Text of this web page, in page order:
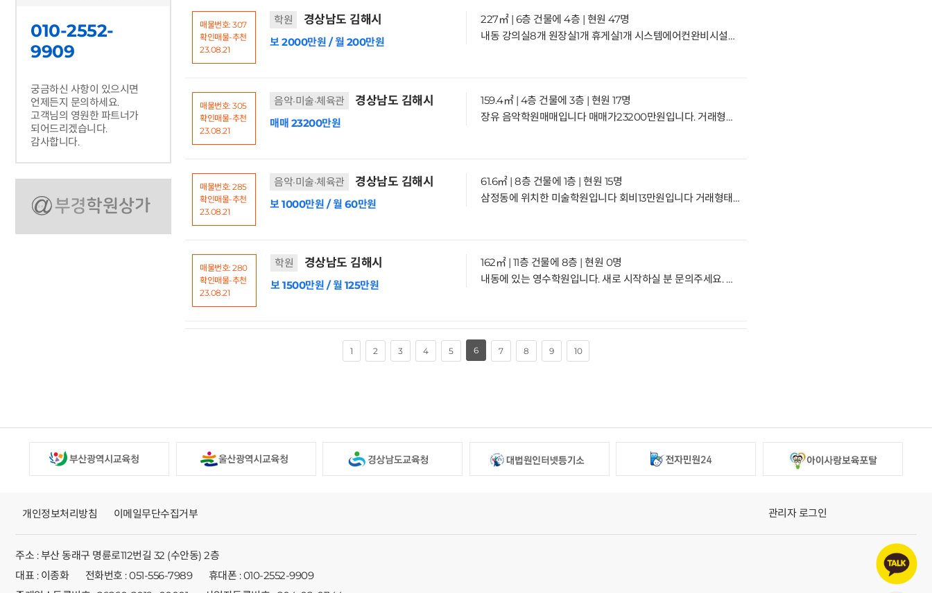
010-2552-
9909
궁금하신 사항이 있으시면
언제든지 문의하세요.
고객님의 영원한 파트너가
되어드리겠습니다.
감사합니다.
매물번호: 307
확인매물-추천
23.08.21
학원 경상남도 김해시
보 2000만원 / 월 200만원
227㎡ | 6층 건물에 4층 | 현원 47명
내동 강의실8개 원장실1개 휴게실1개 시스템에어컨완비시설좋고 위치좋은 곳입니다.실력있으신 원장님들에게 강추드립니다.영어31명 수학16명 있습니다. 거래형태:임대 종류:교육연구시설 사용승인일:2012년11월16일 입주가능일:협의 주차대수:2대 방향: 주출입구기준으로 남서향 관리비:70만원
매물번호: 305
확인매물-추천
23.08.21
음악·미술·체육관 경상남도 김해시
매매 23200만원
159.4㎡ | 4층 건물에 3층 | 현원 17명
장유 음악학원매매입니다 매매가23200만원입니다. 거래형태:매매 종류:학원 사용승인일:2002.11.01. 입주가능일:협의 주차:1대방향:주출입구기준 서향 관리비:21-33만원
매물번호: 285
확인매물-추천
23.08.21
음악·미술·체육관 경상남도 김해시
보 1000만원 / 월 60만원
61.6㎡ | 8층 건물에 1층 | 현원 15명
삼정동에 위치한 미술학원입니다 회비13만원입니다 거래형태:임대 종류:일반음식점 사용승인일:2002.3.30입주가능일:혐의 주차:인근주차장이용방향:주출입구기준 북향 관리비없음
매물번호: 280
확인매물-추천
23.08.21
학원 경상남도 김해시
보 1500만원 / 월 125만원
162㎡ | 11층 건물에 8층 | 현원 0명
내동에 있는 영수학원입니다. 새로 시작하실 분 문의주세요. 거래형태:임대 종류:학원 사용승인일:2003.5.29 입주가능일:혐의 주차:주차1대가능 방향:주출입구기준 서향 관리비:약 30~40만원
1 2 3 4 5 6 7 8 9 10
개인정보처리방침 이메일무단수집거부 관리자 로그인
주소 : 부산 동래구 명륜로112번길 32 (수안동) 2층
대표 : 이종화
전화번호 : 051-556-7989
휴대폰 : 010-2552-9909